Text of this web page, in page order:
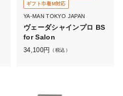
ギフト巾着M対応
YA-MAN TOKYO JAPAN
ヴェーダシャインプロ BS
for Salon
34,100円 （税込）